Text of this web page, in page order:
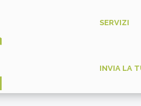
SERVIZI
INVIA LA